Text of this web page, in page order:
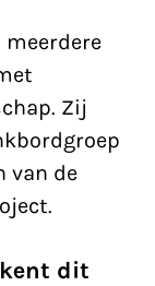
meerdere
Zij
van de
dit